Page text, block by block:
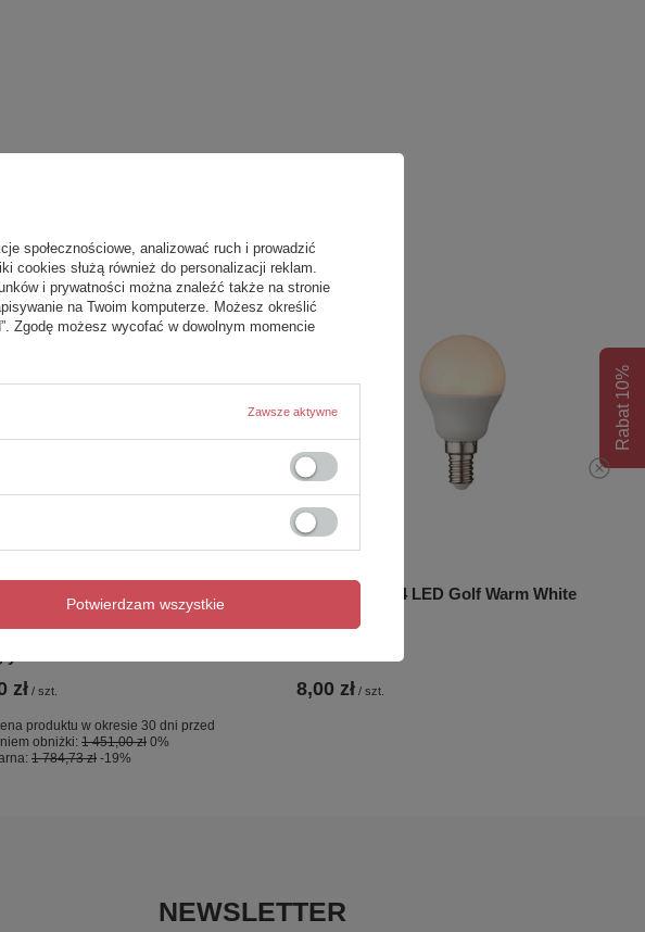
BRUSHED stały U 60x140
8mm Active Shield 2.0 - wsp.
zł / szt.
produktu w okresie 30 dni przed
obniżki: 1 451,00 zł 0%
1 784,73 zł -19%
Essentials E14 LED Golf Warm White
8,00 zł / szt.
NEWSLETTER
Rabat 10%
społecznościowe, analizować ruch i prowadzić
cookies służą również do personalizacji reklam.
i prywatności można znaleźć także na stronie
na Twoim komputerze. Możesz określić
Zgodę możesz wycofać w dowolnym momencie
Zawsze aktywne
Potwierdzam wszystkie